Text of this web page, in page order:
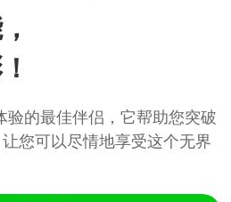
的最佳伴侣，它帮助您突破
您可以尽情地享受这个无界